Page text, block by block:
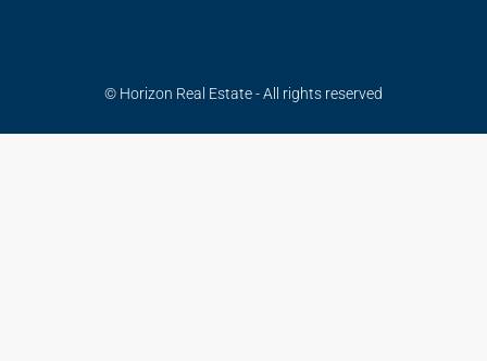
© Horizon Real Estate - All rights reserved